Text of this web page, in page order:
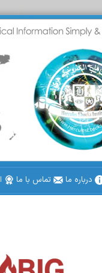
درباره ما تماس با ما